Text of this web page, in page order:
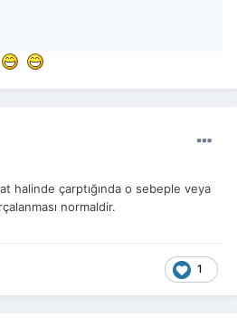
halinde çarptığında o sebeple veya
normaldir.
1